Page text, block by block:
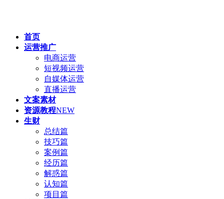
首页
运营推广
电商运营
短视频运营
自媒体运营
直播运营
文案素材
资源教程NEW
生财
总结篇
技巧篇
案例篇
经历篇
解惑篇
认知篇
项目篇